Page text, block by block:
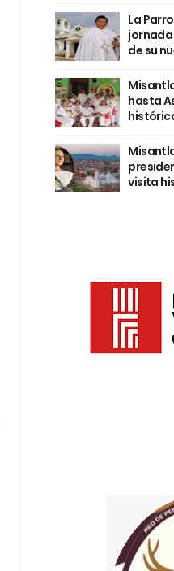
La
jornada
de su
hasta
visita